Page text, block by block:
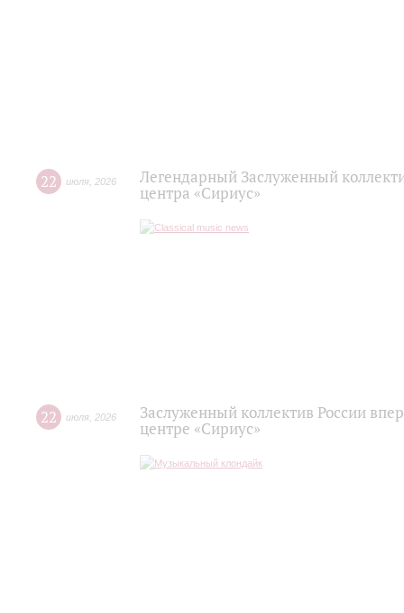
22 июля 2026
Легендарный Заслуженный
центра «Сириус»
22 июля 2026
Заслуженный коллектив России
центре «Сириус»